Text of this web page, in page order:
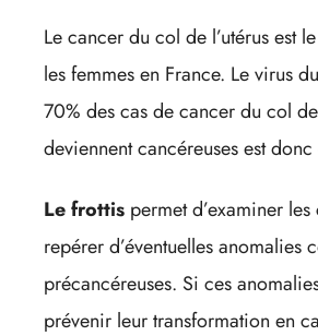
Le cancer du col de l’utérus est
les femmes en France. Le virus
70% des cas de cancer du col
deviennent cancéreuses est
Le frottis permet d’examiner
repérer d’éventuelles
précancéreuses. Si ces
prévenir leur transformation en